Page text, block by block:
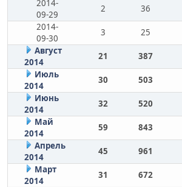
2014-
09-29
2 36
2014-
09-30
3 25
Август
2014
21 387
Июль
2014
30 503
Июнь
2014
32 520
Май
2014
59 843
Апрель
2014
45 961
Март
2014
31 672